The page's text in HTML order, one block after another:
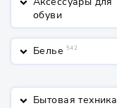
keyboard_arrow_down
обуви
keyboard_arrow_down Белье 542
keyboard_arrow_down Бытовая техника